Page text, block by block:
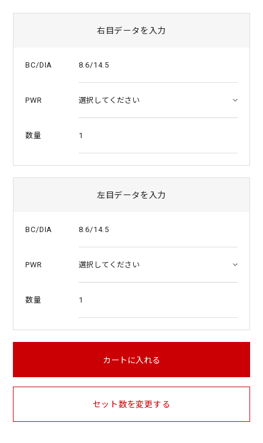
右目データを入力
BC/DIA 8.6/14.5
PWR
数量 1
左目データを入力
BC/DIA 8.6/14.5
PWR
数量 1
カートに入れる
セット数を変更する